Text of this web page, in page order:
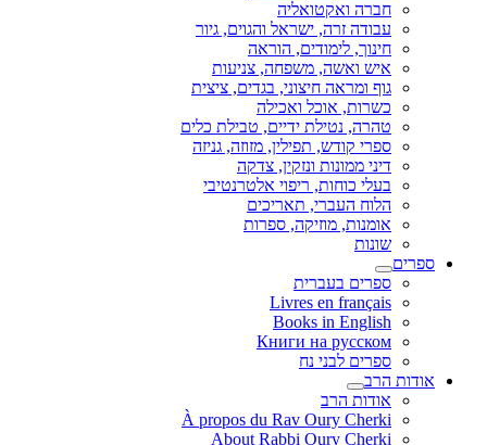
חברה ואקטואליה
עבודה זרה, ישראל והגוים, גיור
חינוך, לימודים, הוראה
איש ואשה, משפחה, צניעות
גוף ומראה חיצוני, בגדים, ציצית
כשרות, אוכל ואכילה
טהרה, נטילת ידיים, טבילת כלים
ספרי קודש, תפילין, מזוזה, גניזה
דיני ממונות ונזקין, צדקה
בעלי כוחות, ריפוי אלטרנטיבי
הלוח העברי, תאריכים
אומנות, מוזיקה, ספרות
שונות
ספרים
ספרים בעברית
Livres en français
Books in English
Книги на русском
ספרים לבני נח
אודות הרב
אודות הרב
À propos du Rav Oury Cherki
About Rabbi Oury Cherki